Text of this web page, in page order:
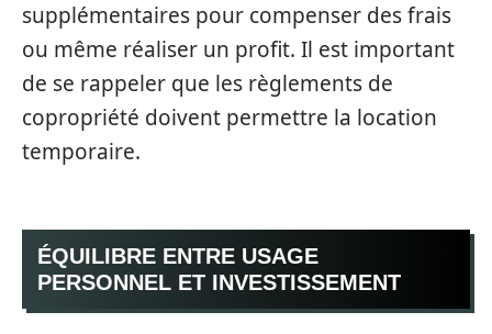
supplémentaires pour compenser des frais
ou même réaliser un profit. Il est important
de se rappeler que les règlements de
copropriété doivent permettre la location
temporaire.
ÉQUILIBRE ENTRE USAGE
PERSONNEL ET INVESTISSEMENT